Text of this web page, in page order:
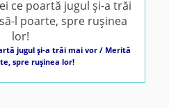
jugul şi-a trăi mai vor / Merită
spre ruşinea lor!